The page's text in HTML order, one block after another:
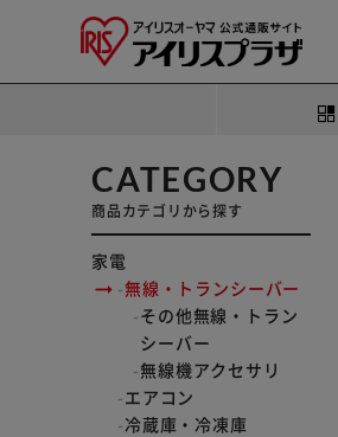
CATEGORY
商品カテゴリから探す
家電
無線・トランシーバー
その他無線・トラン
シーバー
無線機アクセサリ
エアコン
冷蔵庫・冷凍庫